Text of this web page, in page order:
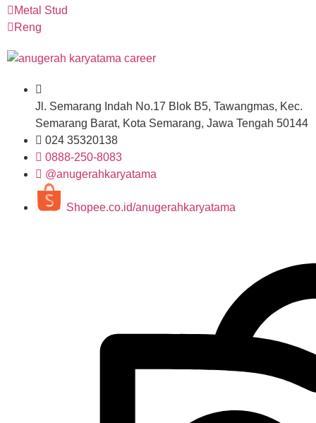
Metal Stud
Reng
Jl. Semarang Indah No.17 Blok B5, Tawangmas, Kec.
Semarang Barat, Kota Semarang, Jawa Tengah 50144
024 35320138
0888-250-8083
@anugerahkaryatama
Shopee.co.id/anugerahkaryatama